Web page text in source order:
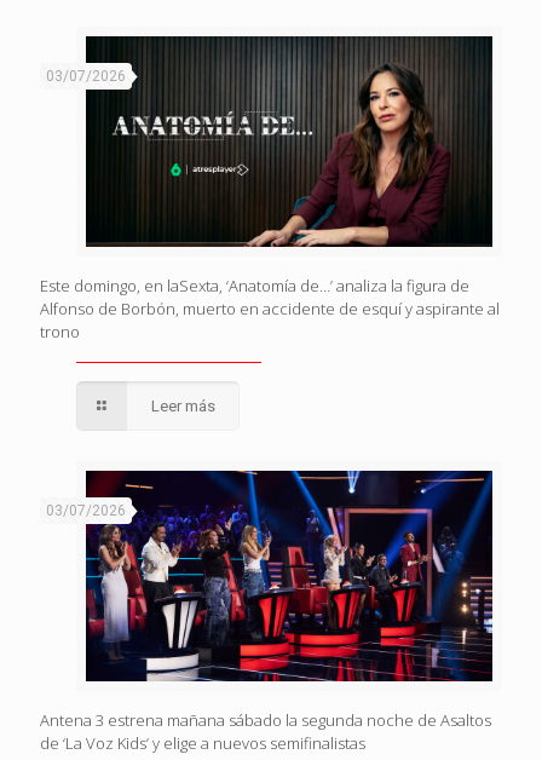
03/07/2026
Este domingo, en laSexta, ‘Anatomía de…’ analiza la figura de
Alfonso de Borbón, muerto en accidente de esquí y aspirante al
trono
Leer más
03/07/2026
Antena 3 estrena mañana sábado la segunda noche de Asaltos
de ‘La Voz Kids’ y elige a nuevos semifinalistas